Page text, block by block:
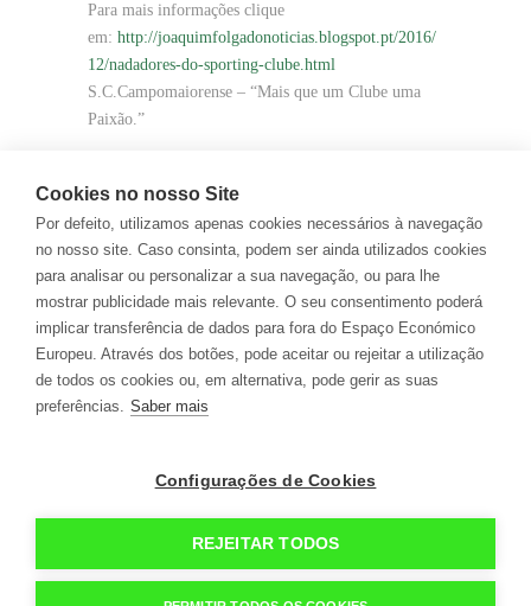
Para mais informações clique
em: http://joaquimfolgadonoticias.blogspot.pt/2016/
12/nadadores-do-sporting-clube.html
S.C.Campomaiorense – “Mais que um Clube uma
Paixão.”
PARTILHAR
24/ 39
de chamada para a rede fixa nacional)
Política de Cookies
Política de Privacidade
Cookies no nosso Site
Por defeito, utilizamos apenas cookies necessários à navegação
no nosso site. Caso consinta, podem ser ainda utilizados cookies
para analisar ou personalizar a sua navegação, ou para lhe
mostrar publicidade mais relevante. O seu consentimento poderá
implicar transferência de dados para fora do Espaço Económico
Europeu. Através dos botões, pode aceitar ou rejeitar a utilização
de todos os cookies ou, em alternativa, pode gerir as suas
preferências. Saber mais
Configurações de Cookies
REJEITAR TODOS